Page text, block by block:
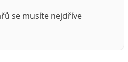
se musíte nejdříve